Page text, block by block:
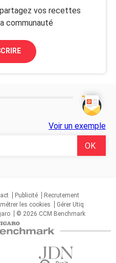
vos recettes
communauté
Voir un exemple
Publicité
Recrutement
les cookies
Gérer Utiq
© 2026 CCM Benchmark